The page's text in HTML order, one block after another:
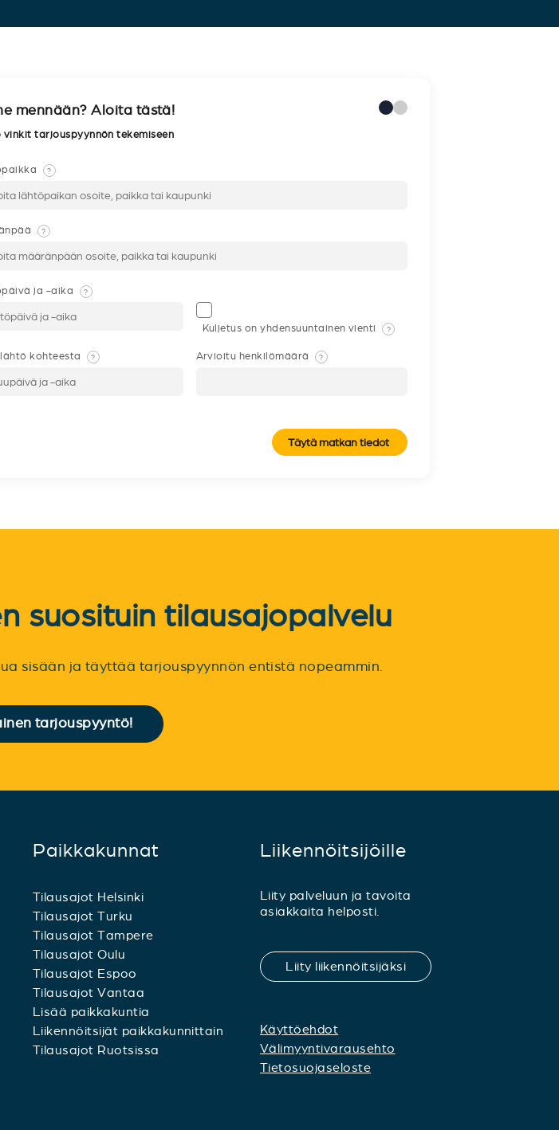
mennään? Aloita tästä!
vinkit tarjouspyynnön tekemiseen
?
?
ja -aika ?
Kuljetus on yhdensuuntainen vienti ?
kohteesta ? Arvioitu henkilömäärä ?
Täytä matkan tiedot
suosituin tilausajopalvelu
sisään ja täyttää tarjouspyynnön entistä nopeammin.
tarjouspyyntö!
Paikkakunnat
Tilausajot Helsinki
Tilausajot Turku
Tilausajot Tampere
Tilausajot Oulu
Tilausajot Espoo
Tilausajot Vantaa
Lisää paikkakuntia
Liikennöitsijät paikkakunnittain
Tilausajot Ruotsissa
Liikennöitsijöille
Liity palveluun ja tavoita
asiakkaita helposti.
Liity liikennöitsijäksi
Käyttöehdot
Välimyyntivarausehto
Tietosuojaseloste